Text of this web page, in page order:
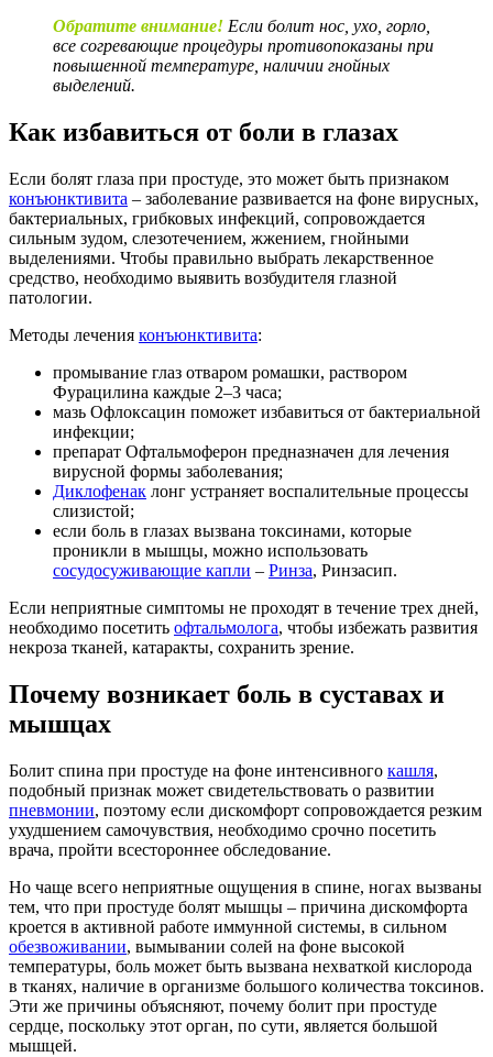
Обратите внимание! Если болит нос, ухо, горло,
все согревающие процедуры противопоказаны при
повышенной температуре, наличии гнойных
выделений.
Как избавиться от боли в глазах
Если болят глаза при простуде, это может быть признаком
конъюнктивита – заболевание развивается на фоне вирусных,
бактериальных, грибковых инфекций, сопровождается
сильным зудом, слезотечением, жжением, гнойными
выделениями. Чтобы правильно выбрать лекарственное
средство, необходимо выявить возбудителя глазной
патологии.
Методы лечения конъюнктивита:
промывание глаз отваром ромашки, раствором
Фурацилина каждые 2–3 часа;
мазь Офлоксацин поможет избавиться от бактериальной
инфекции;
препарат Офтальмоферон предназначен для лечения
вирусной формы заболевания;
Диклофенак лонг устраняет воспалительные процессы
слизистой;
если боль в глазах вызвана токсинами, которые
проникли в мышцы, можно использовать
сосудосуживающие капли – Ринза, Ринзасип.
Если неприятные симптомы не проходят в течение трех дней,
необходимо посетить офтальмолога, чтобы избежать развития
некроза тканей, катаракты, сохранить зрение.
Почему возникает боль в суставах и
мышцах
Болит спина при простуде на фоне интенсивного кашля,
подобный признак может свидетельствовать о развитии
пневмонии, поэтому если дискомфорт сопровождается резким
ухудшением самочувствия, необходимо срочно посетить
врача, пройти всестороннее обследование.
Но чаще всего неприятные ощущения в спине, ногах вызваны
тем, что при простуде болят мышцы – причина дискомфорта
кроется в активной работе иммунной системы, в сильном
обезвоживании, вымывании солей на фоне высокой
температуры, боль может быть вызвана нехваткой кислорода
в тканях, наличие в организме большого количества токсинов.
Эти же причины объясняют, почему болит при простуде
сердце, поскольку этот орган, по сути, является большой
мышцей.